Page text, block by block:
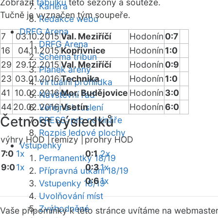
Kariéra
Redakce webu
DRFG Arena
DRFG Arena
Schéma tribun
Plánek areny
Virtuální prohlídka
Návštěvní řád
Veřejné bruslení
PRESS: pro novináře
Rozpis ledové plochy
Vstupenky
Permanentky 18/19
Přípravná utkání 18/19
Vstupenky 18/19
Uvolňování míst
Zvýhodněné
Zobrazit tabulku této sezóny a soutěže.
Tučně je vyznačen tým soupeře.
7 03.10.2015Val. Meziříčí Hodonín 0:7
16
04.11.2015Kopřivnice Hodonín 1:0
29 29.12.2015Val. Meziříčí Hodonín 0:9
23 03.01.2016Technika Hodonín 1:0
41 10.02.2016Mor. Budějovice Hodonín 3:0
4420.02.2016Vsetín Hodonín6:0
Četnost výsledků
výhry HOD | remízy |prohry HOD
7:0 1x
9:01x
0:1 2x
0:31x
0:61x
Vaše připomínky k této stránce uvítáme na webmaster